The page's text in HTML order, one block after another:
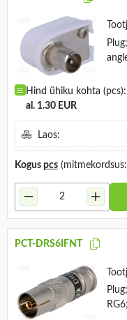
Hind ühiku kohta (pcs):
al. 1.30 EUR
Laos:
Kogus pcs
PCT-DRS6IFNT